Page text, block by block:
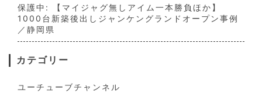
保護中: 【マイジャグ無しアイム一本勝負ほか】
1000台新築後出しジャンケングランドオープン事例
／静岡県
カテゴリー
ユーチューブチャンネル